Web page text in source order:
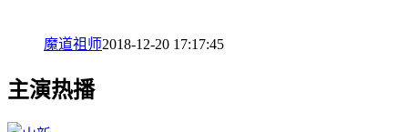
魔道祖师2018-12-20 17:17:45
主演热播